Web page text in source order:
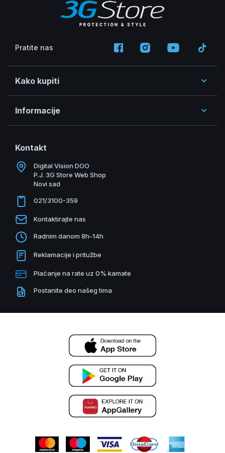
Pratite nas
Kako kupiti
Informacije
Kontakt
Digital Vision DOO
P.J. 3G Store Web Shop
Novi sad
021/3100-359
Kontaktirajte nas
Radnim danom 8h-14h
Reklamacije i pritužbe
Plaćanje na rate uz 0% kamate
Postanite deo našeg tima